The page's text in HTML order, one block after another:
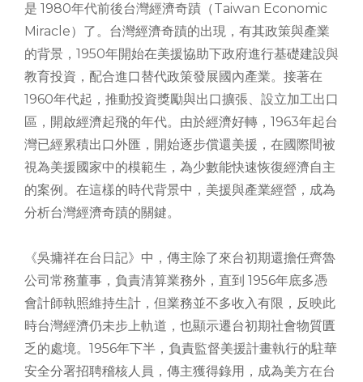
是 1980年代前後台灣經濟奇蹟（Taiwan Economic
Miracle）了。台灣經濟奇蹟的出現，有其政策與產業
的背景，1950年開始在美援協助下政府進行基礎建設與
教育投資，配合進口替代政策發展國內產業。接著在
1960年代起，推動投資獎勵與出口擴張、設立加工出口
區，開啟經濟起飛的年代。由於經濟好轉，1963年起台
灣已經累積出口外匯，開始逐步償還美援，在國際間被
視為美援國家中的模範生，為少數能快速恢復經濟自主
的案例。在這樣的時代背景中，美援與產業經營，成為
分析台灣經濟奇蹟的關鍵。
《吳墉祥在台日記》中，傳主除了來台初期還擔任齊魯
公司常務董事，負責清算業務外，直到 1956年底多憑
會計師執照維持生計，但業務並不多收入有限，反映此
時台灣經濟仍未步上軌道，也顯示遷台初期社會物質匱
乏的處境。1956年下半，負責監督美援計畫執行的駐華
安全分署招聘稽核人員，傳主獲得錄用，成為美方在台